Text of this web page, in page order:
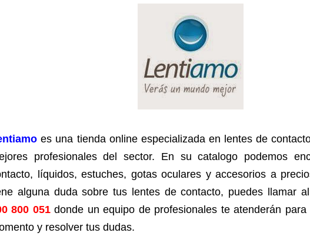
es una tienda online especializada en lentes de
profesionales del sector. En su catalogo podemos
líquidos, estuches, gotas oculares y accesorios a
alguna duda sobre tus lentes de contacto, puedes llamar
800 051donde un equipo de profesionales te atenderán
y resolver tus dudas.